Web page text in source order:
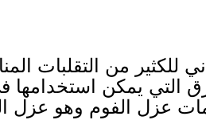
من التقلبات
التي يمكن
عزل الفوم وهو عزل